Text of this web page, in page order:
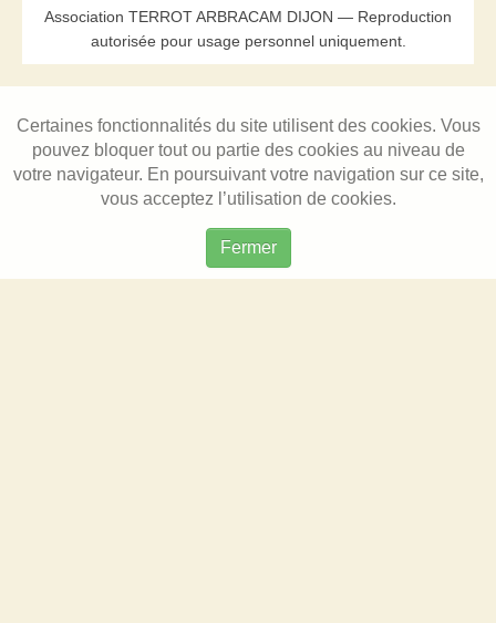
Association TERROT ARBRACAM DIJON — Reproduction
autorisée pour usage personnel uniquement.
Certaines fonctionnalités du site utilisent des cookies. Vous
pouvez bloquer tout ou partie des cookies au niveau de
votre navigateur. En poursuivant votre navigation sur ce site,
vous acceptez l’utilisation de cookies.
Fermer